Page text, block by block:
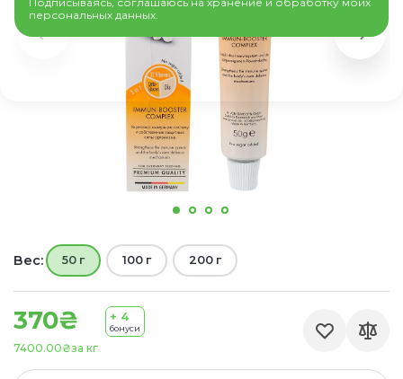
370₴
за кг
7400.00₴
+ 4
бонуси
Вес: 50 г 100 г 200 г
персональных данных.